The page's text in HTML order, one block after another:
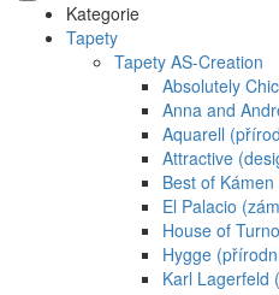
Kategorie
Tapety
Tapety AS-Creation
Absolutely
Anna and
Aquarell
Attractive
Best of
El Palacio
House of
Hygge
Karl Lagerfeld